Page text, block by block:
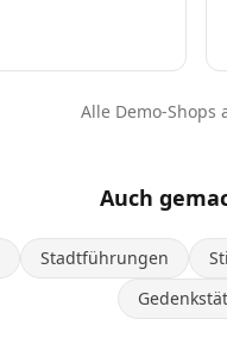
Alle Demo-Shops
Auch
Stadtführungen